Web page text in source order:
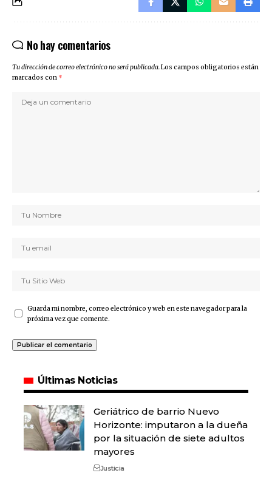
No hay comentarios
Tu dirección de correo electrónico no será publicada.Los campos obligatorios están
marcados con *
Guarda mi nombre, correo electrónico y web en este navegador para la
próxima vez que comente.
Últimas Noticias
Geriátrico de barrio Nuevo
Horizonte: imputaron a la dueña
por la situación de siete adultos
mayores
Justicia